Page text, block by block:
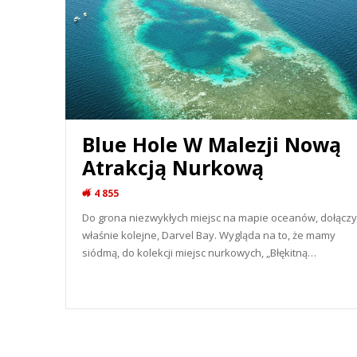
Blue Hole W Malezji Nową
Atrakcją Nurkową
4 855
Do grona niezwykłych miejsc na mapie oceanów,
właśnie kolejne, Darvel Bay. Wygląda na to, że mamy
siódmą, do kolekcji miejsc nurkowych, „Błękitną…